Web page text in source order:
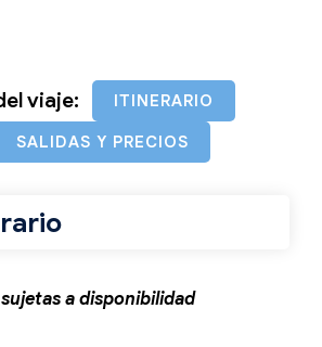
viaje: ITINERARIO
SALIDAS Y PRECIOS
a disponibilidad